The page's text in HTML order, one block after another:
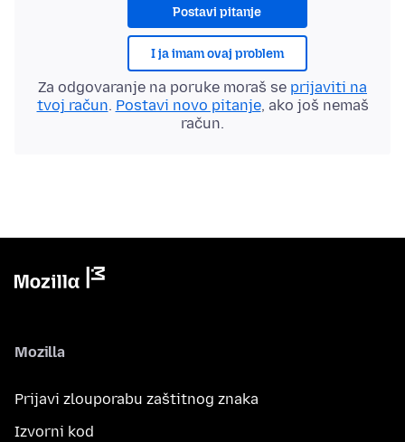
Postavi pitanje
I ja imam ovaj problem
Za odgovaranje na poruke moraš se prijaviti na
tvoj račun. Postavi novo pitanje, ako još nemaš
račun.
Mozilla
Prijavi zlouporabu zaštitnog znaka
Izvorni kod